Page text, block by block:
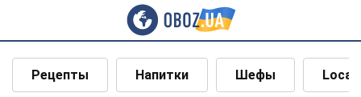
Рецепты Напитки Шефы Local